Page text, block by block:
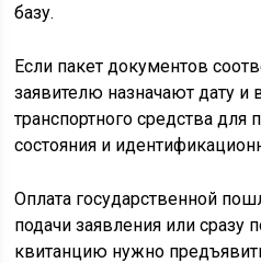
базу.
Если пакет документов
заявителю назначают дату и
транспортного средства для
состояния и
Оплата государственной
подачи заявления или сразу
квитанцию нужно